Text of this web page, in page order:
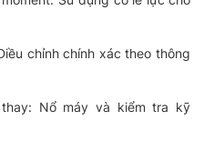
chỉnh chính xác theo thông
Nổ máy và kiểm tra kỹ